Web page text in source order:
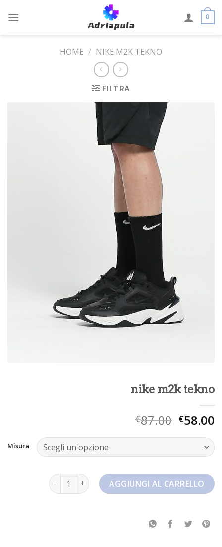
0
HOME / NIKE M2K TEKNO
FILTRA
nike m2k tekno
€87.00 €58.00
Misura
nike m2k tekno quantitàAGGIUNGI AL CARRELLO